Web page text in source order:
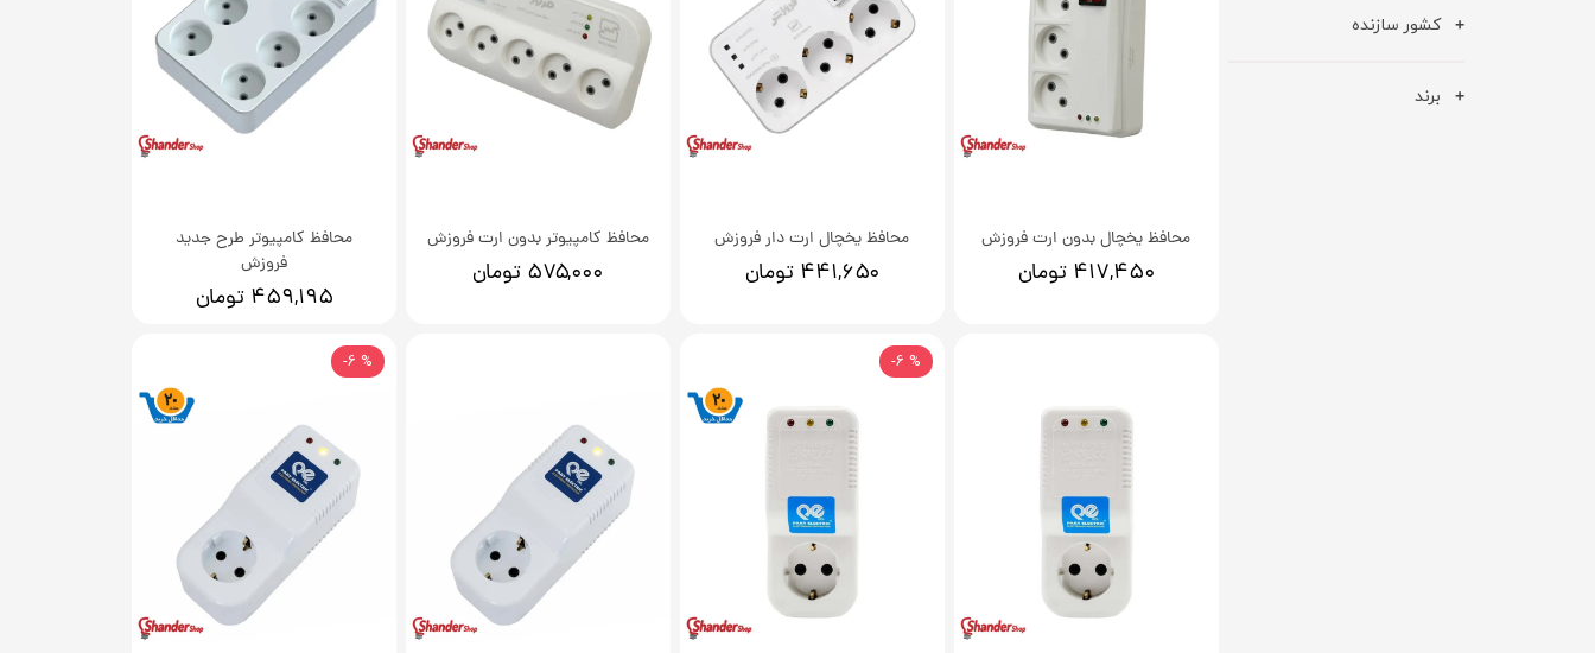
کشور سازنده
برند
محافظ یخچال بدون ارت فروزش
۴۱۷,۴۵۰ تومان
محافظ یخچال ارت دار فروزش
۴۴۱,۶۵۰ تومان
محافظ کامپیوتر بدون ارت فروزش
۵۷۵,۰۰۰ تومان
محافظ کامپیوتر طرح جدید
فروزش
۴۵۹,۱۹۵ تومان
% 6-
% 6-